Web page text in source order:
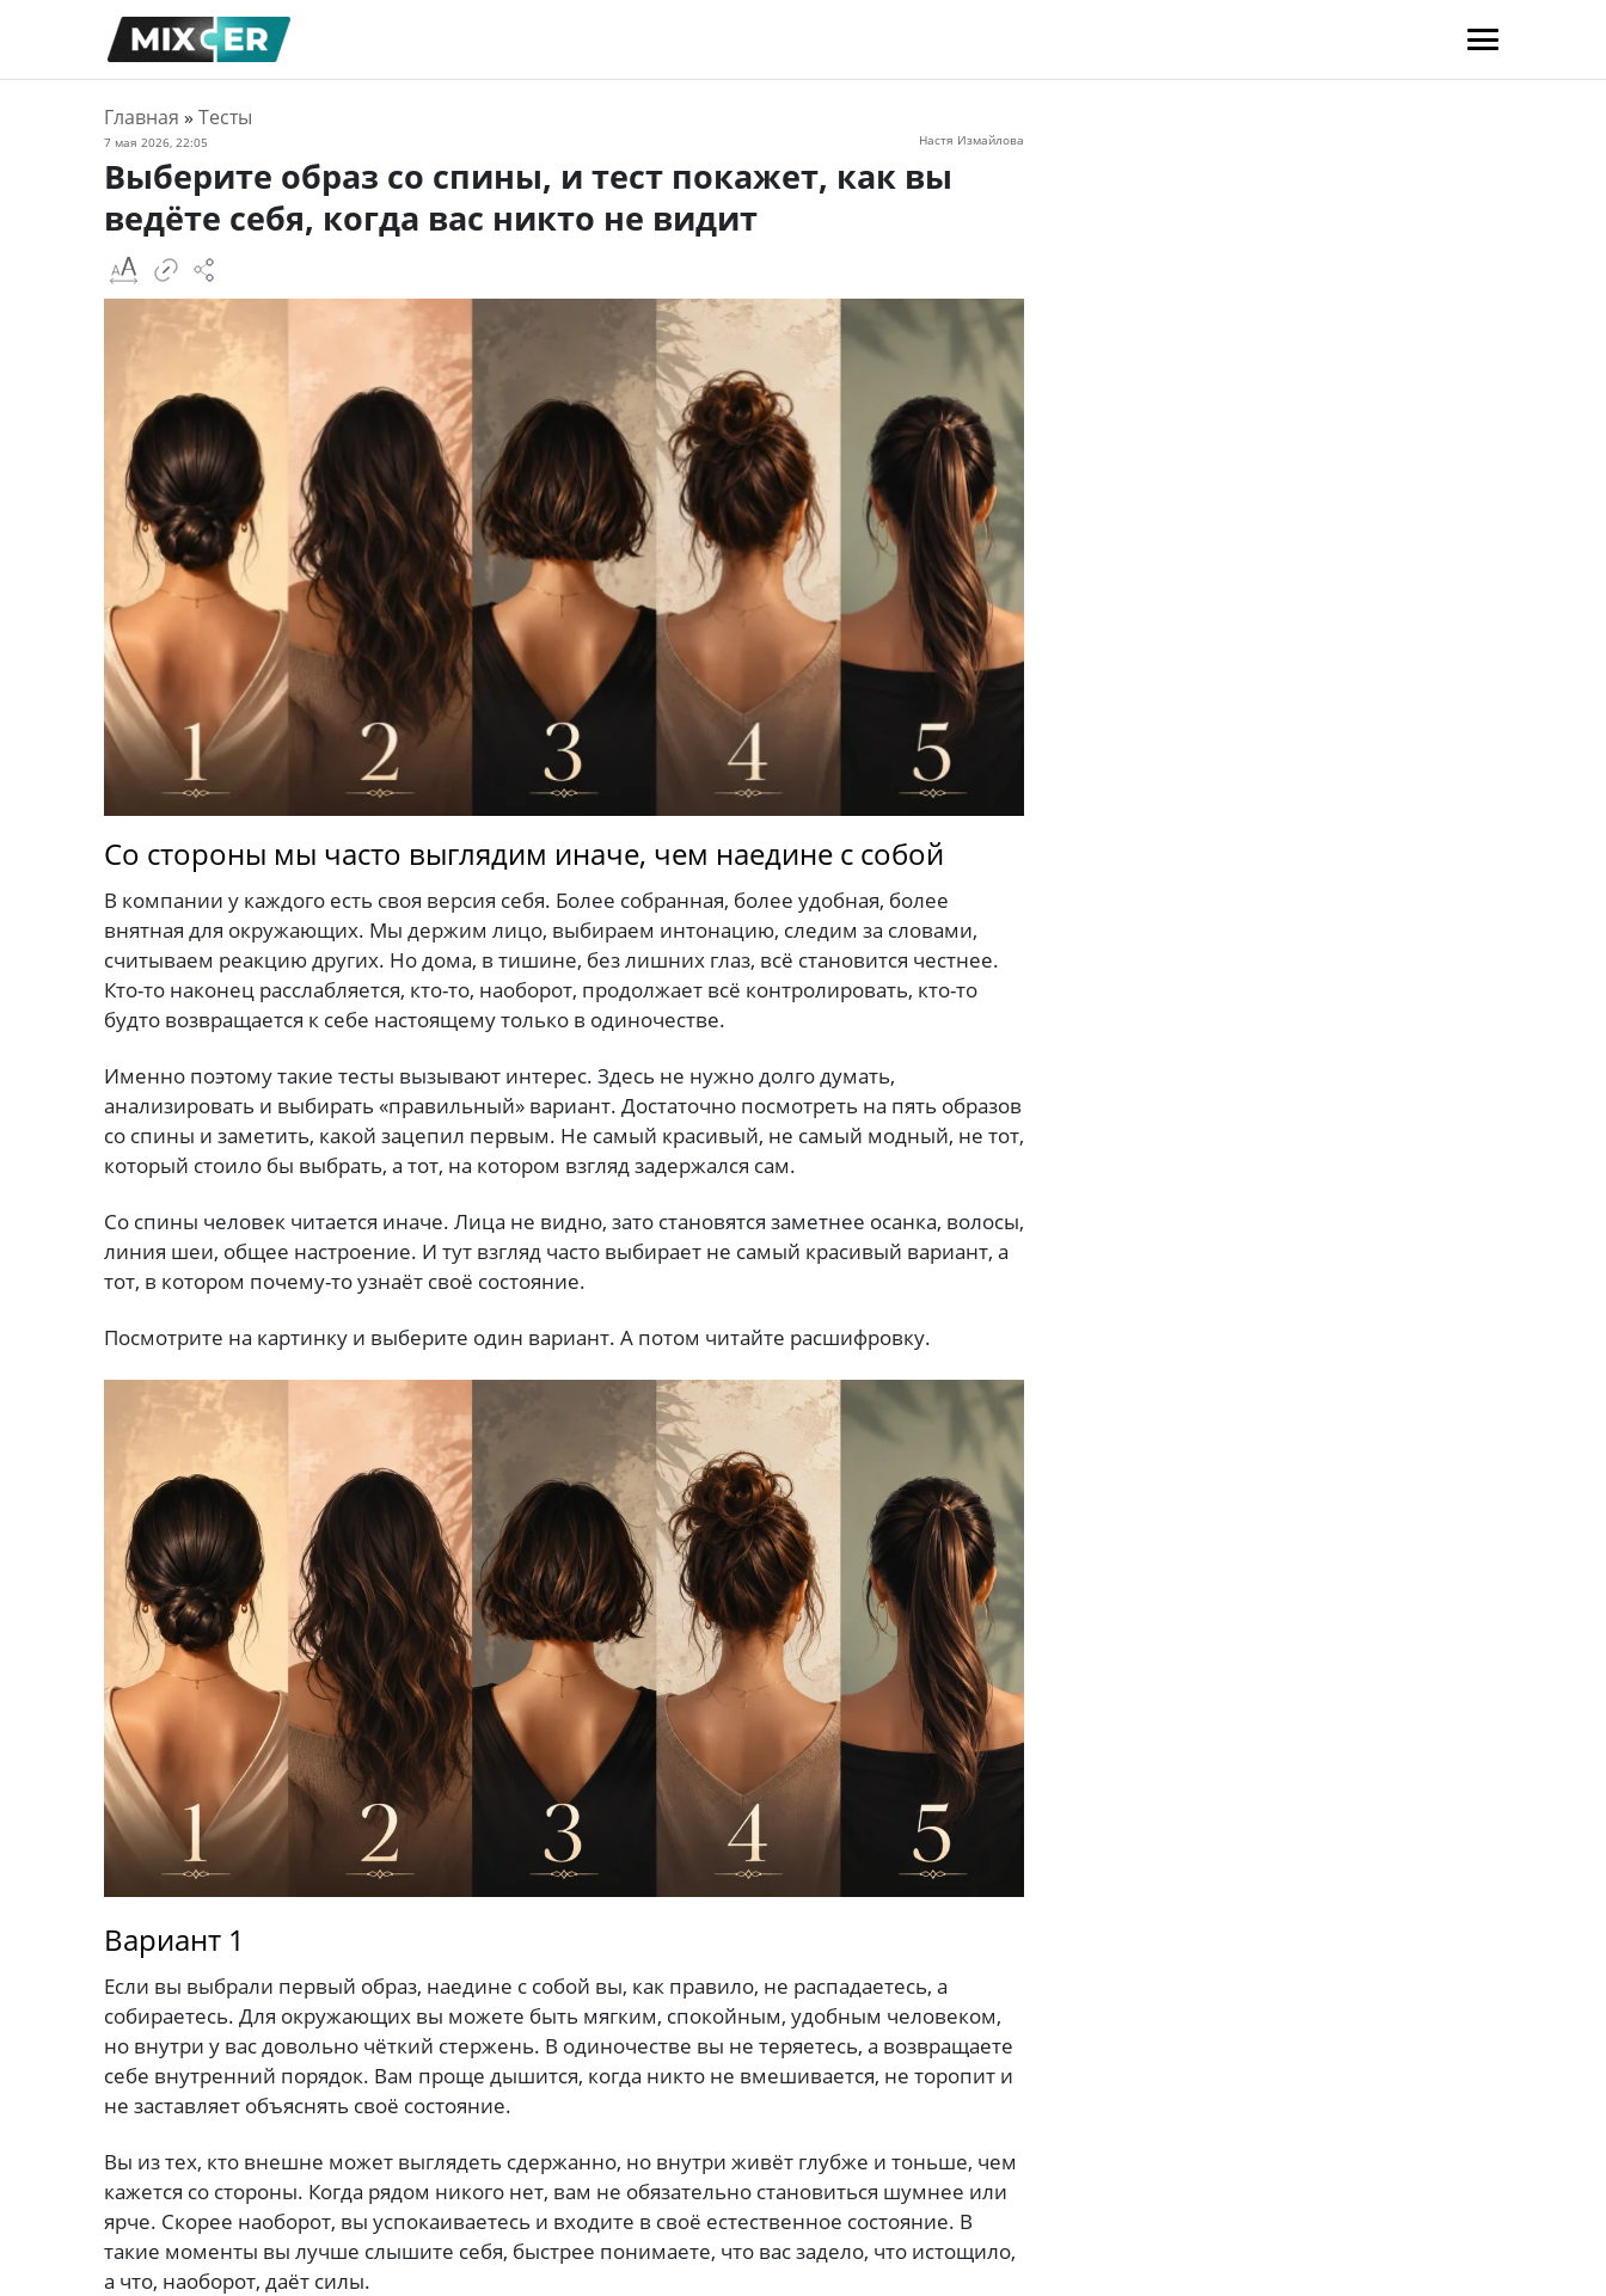
Главная » Тесты
7 мая 2026, 22:05 Настя Измайлова
Выберите образ со спины, и тест покажет, как вы
ведёте себя, когда вас никто не видит
Со стороны мы часто выглядим иначе, чем наедине с собой
В компании у каждого есть своя версия себя. Более собранная, более удобная, более
внятная для окружающих. Мы держим лицо, выбираем интонацию, следим за словами,
считываем реакцию других. Но дома, в тишине, без лишних глаз, всё становится честнее.
Кто-то наконец расслабляется, кто-то, наоборот, продолжает всё контролировать, кто-то
будто возвращается к себе настоящему только в одиночестве.
Именно поэтому такие тесты вызывают интерес. Здесь не нужно долго думать,
анализировать и выбирать «правильный» вариант. Достаточно посмотреть на пять образов
со спины и заметить, какой зацепил первым. Не самый красивый, не самый модный, не тот,
который стоило бы выбрать, а тот, на котором взгляд задержался сам.
Со спины человек читается иначе. Лица не видно, зато становятся заметнее осанка, волосы,
линия шеи, общее настроение. И тут взгляд часто выбирает не самый красивый вариант, а
тот, в котором почему-то узнаёт своё состояние.
Посмотрите на картинку и выберите один вариант. А потом читайте расшифровку.
Вариант 1
Если вы выбрали первый образ, наедине с собой вы, как правило, не распадаетесь, а
собираетесь. Для окружающих вы можете быть мягким, спокойным, удобным человеком,
но внутри у вас довольно чёткий стержень. В одиночестве вы не теряетесь, а возвращаете
себе внутренний порядок. Вам проще дышится, когда никто не вмешивается, не торопит и
не заставляет объяснять своё состояние.
Вы из тех, кто внешне может выглядеть сдержанно, но внутри живёт глубже и тоньше, чем
кажется со стороны. Когда рядом никого нет, вам не обязательно становиться шумнее или
ярче. Скорее наоборот, вы успокаиваетесь и входите в своё естественное состояние. В
такие моменты вы лучше слышите себя, быстрее понимаете, что вас задело, что истощило,
а что, наоборот, даёт силы.